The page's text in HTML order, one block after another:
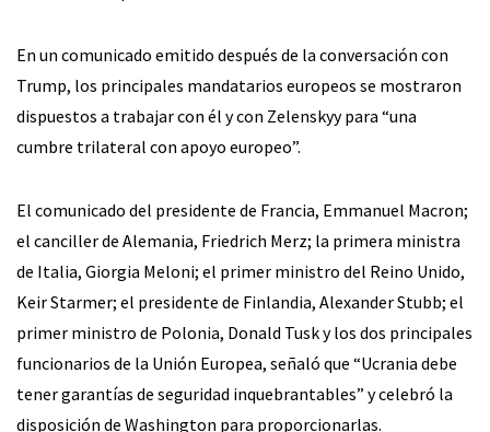
En un comunicado emitido después de la conversación con
Trump, los principales mandatarios europeos se mostraron
dispuestos a trabajar con él y con Zelenskyy para “una
cumbre trilateral con apoyo europeo”.
El comunicado del presidente de Francia, Emmanuel Macron;
el canciller de Alemania, Friedrich Merz; la primera ministra
de Italia, Giorgia Meloni; el primer ministro del Reino Unido,
Keir Starmer; el presidente de Finlandia, Alexander Stubb; el
primer ministro de Polonia, Donald Tusk y los dos principales
funcionarios de la Unión Europea, señaló que “Ucrania debe
tener garantías de seguridad inquebrantables” y celebró la
disposición de Washington para proporcionarlas.